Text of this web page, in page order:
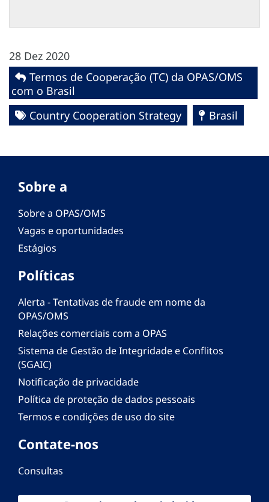
28 Dez 2020
Termos de Cooperação (TC) da OPAS/OMS
com o Brasil
Country Cooperation Strategy
Brasil
Sobre a
Sobre a OPAS/OMS
Vagas e oportunidades
Estágios
Políticas
Alerta - Tentativas de fraude em nome da
OPAS/OMS
Relações comerciais com a OPAS
Sistema de Gestão de Integridade e Conflitos
(SGAIC)
Notificação de privacidade
Política de proteção de dados pessoais
Termos e condições de uso do site
Contate-nos
Consultas